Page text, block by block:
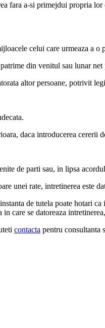
fara a-si primejdui propria
celui care urmeaza a o
din venitul sau lunar
altor persoane, potrivit
daca introducerea
de parti sau, in lipsa
unei rate, intretinerea este
de tutela poate hotari
care se datoreaza
contacta pentru consultanta